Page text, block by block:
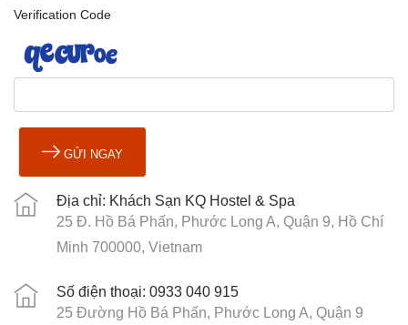
Verification Code
GỬI NGAY
Địa chỉ: Khách Sạn KQ Hostel & Spa
25 Đ. Hồ Bá Phấn, Phước Long A, Quận 9, Hồ Chí
Minh 700000, Vietnam
Số điện thoại: 0933 040 915
25 Đường Hồ Bá Phấn, Phước Long A, Quận 9